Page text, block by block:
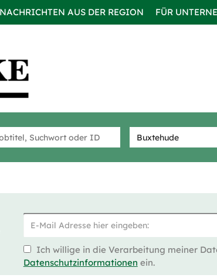
NACHRICHTEN AUS DER REGION FÜR
Ich willige in die Verarbeitung meiner
Datenschutzinformationen ein.